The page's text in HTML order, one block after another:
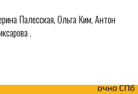
Палесская, Ольга Ким, Антон
.